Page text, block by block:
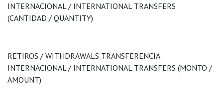
INTERNACIONAL / INTERNATIONAL TRANSFERS
(CANTIDAD / QUANTITY)
RETIROS / WITHDRAWALS TRANSFERENCIA
INTERNACIONAL / INTERNATIONAL TRANSFERS (MONTO /
AMOUNT)